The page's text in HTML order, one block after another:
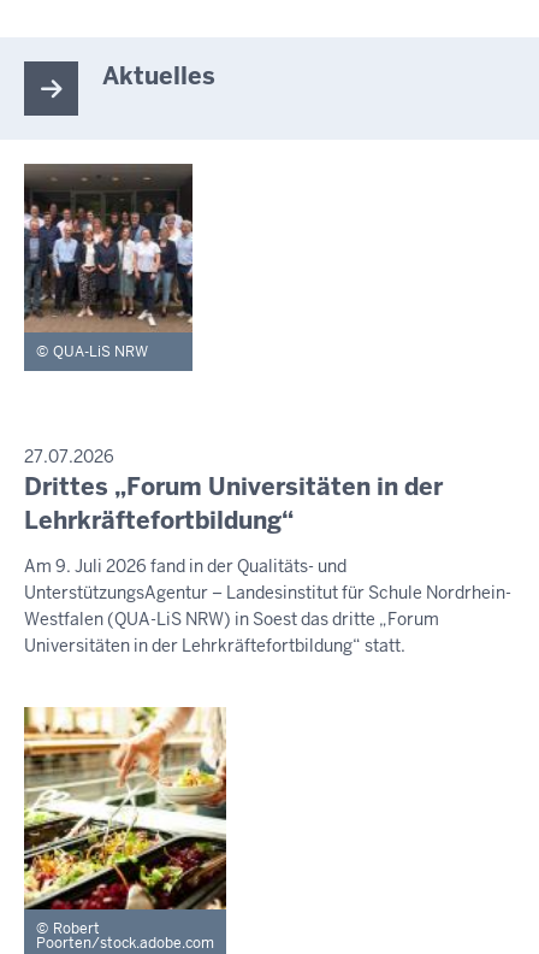
Aktuelles
QUA-LiS NRW
PRESSEMITTEILUNG
27.07.2026
Samstag,
8.
2026
-
13:32
Drittes „Forum Universitäten in der
Lehrkräftefortbildung“
Am 9. Juli 2026 fand in der Qualitäts- und
UnterstützungsAgentur – Landesinstitut für Schule Nordrhein-
Westfalen (QUA-LiS NRW) in Soest das dritte „Forum
Universitäten in der Lehrkräftefortbildung“ statt.
Robert
Poorten/stock.adobe.com